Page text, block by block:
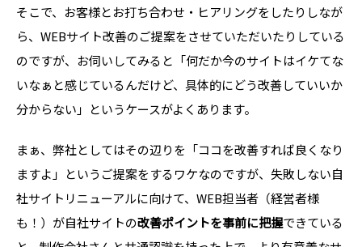
そこで、お客様とお打ち合わせ・ヒアリングをしたりしなが
ら、WEBサイト改善のご提案をさせていただいたりしている
のですが、お伺いしてみると「何だか今のサイトはイケてな
いなぁと感じているんだけど、具体的にどう改善していいか
分からない」というケースがよくあります。
まぁ、弊社としてはその辺りを「ココを改善すれば良くなり
ますよ」というご提案をするワケなのですが、失敗しない自
社サイトリニューアルに向けて、WEB担当者（経営者様
も！）が自社サイトの改善ポイントを事前に把握できている